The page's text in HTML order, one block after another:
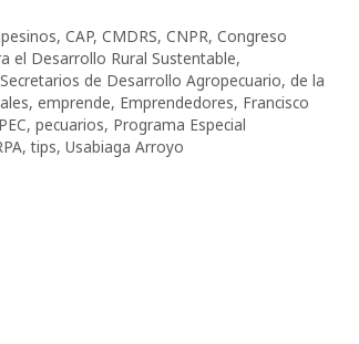
, CAP, CMDRS, CNPR, Congreso
el Desarrollo Rural Sustentable,
de Desarrollo Agropecuario, de la
, emprende, Emprendedores, Francisco
PEC, pecuarios, Programa Especial
,tips, Usabiaga Arroyo